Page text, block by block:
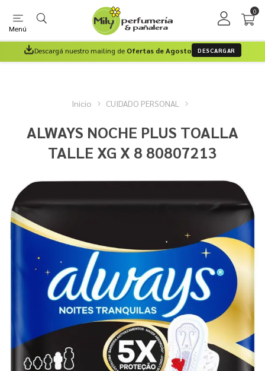
Menú
0
Descargá nuestro mailing de Ofertas de Agosto DESCARGAR
Inicio CUIDADO PERSONAL
ALWAYS NOCHE PLUS TOALLA
TALLE XG X 8 80807213